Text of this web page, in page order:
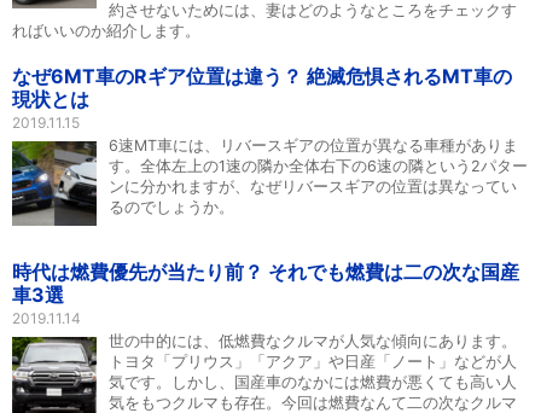
約させないためには、妻はどのようなところをチェックす
ればいいのか紹介します。
なぜ6MT車のRギア位置は違う？ 絶滅危惧されるMT車の
現状とは
2019.11.15
6速MT車には、リバースギアの位置が異なる車種がありま
す。全体左上の1速の隣か全体右下の6速の隣という2パター
ンに分かれますが、なぜリバースギアの位置は異なってい
るのでしょうか。
時代は燃費優先が当たり前？ それでも燃費は二の次な国産
車3選
2019.11.14
世の中的には、低燃費なクルマが人気な傾向にあります。
トヨタ「プリウス」「アクア」や日産「ノート」などが人
気です。しかし、国産車のなかには燃費が悪くても高い人
気をもつクルマも存在。今回は燃費なんて二の次なクルマ